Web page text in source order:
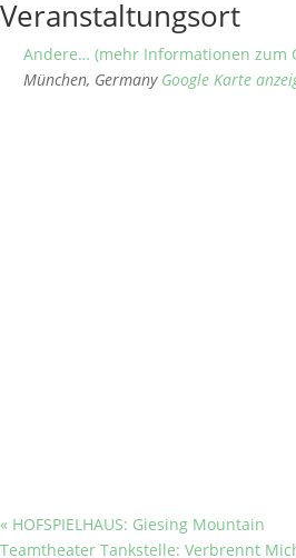
Veranstaltungsort
Andere… (mehr Informationen zum
München, Germany Google Karte
« HOFSPIELHAUS: Giesing Mountain
Teamtheater Tankstelle: Verbrennt